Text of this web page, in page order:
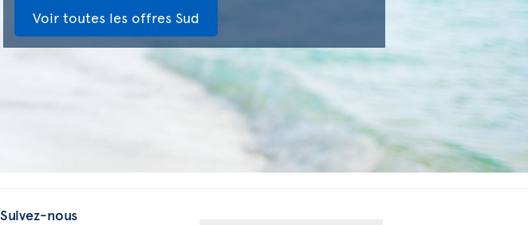
Voir toutes les offres Sud
Suivez-nous